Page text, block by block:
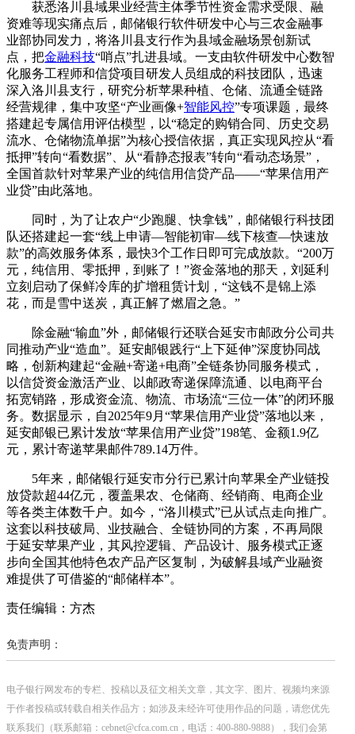
获悉洛川县域果业经营主体季节性资金需求受限、融
资难等现实痛点后，邮储银行软件研发中心与三农金融事
业部协同发力，将洛川县支行作为县域金融场景创新试
点，把金融科技“哨点”扎进县域。一支由软件研发中心数智
化服务工程师和信贷项目研发人员组成的科技团队，迅速
深入洛川县支行，研究分析苹果种植、仓储、流通全链路
经营规律，集中攻坚“产业画像+智能风控”专项课题，最终
搭建起专属信用评估模型，以“稳定的购销合同、历史交易
流水、仓储物流单据”为核心授信依据，真正实现风控从“看
抵押”转向“看数据”、从“看静态报表”转向“看动态场景”，
全国首款针对苹果产业的纯信用信贷产品——“苹果信用产
业贷”由此落地。
同时，为了让农户“少跑腿、快拿钱”，邮储银行科技团
队还搭建起一套“线上申请—智能初审—线下核查—快速放
款”的高效服务体系，最快3个工作日即可完成放款。“200万
元，纯信用、零抵押，到账了！”资金落地的那天，刘延利
立刻启动了保鲜冷库的扩增租赁计划，“这钱不是锦上添
花，而是雪中送炭，真正解了燃眉之急。”
除金融“输血”外，邮储银行还联合延安市邮政分公司共
同推动产业“造血”。延安邮银践行“上下延伸”深度协同战
略，创新构建起“金融+寄递+电商”全链条协同服务模式，
以信贷资金激活产业、以邮政寄递保障流通、以电商平台
拓宽销路，形成资金流、物流、市场流“三位一体”的闭环服
务。数据显示，自2025年9月“苹果信用产业贷”落地以来，
延安邮银已累计发放“苹果信用产业贷”198笔、金额1.9亿
元，累计寄递苹果邮件789.14万件。
5年来，邮储银行延安市分行已累计向苹果全产业链投
放贷款超44亿元，覆盖果农、仓储商、经销商、电商企业
等各类主体数千户。如今，“洛川模式”已从试点走向推广。
这套以科技破局、业技融合、全链协同的方案，不再局限
于延安苹果产业，其风控逻辑、产品设计、服务模式正逐
步向全国其他特色农产品产区复制，为破解县域产业融资
难提供了可借鉴的“邮储样本”。
责任编辑：方杰
免责声明：
电子银行网发布的专栏、投稿以及征文相关文章，其文字、图片、视频均来源
于作者投稿或转载自相关作品方；如涉及未经许可使用作品的问题，请您优先
联系我们（联系邮箱：cebnet@cfca.com.cn，电话：400-880-9888），我们会第